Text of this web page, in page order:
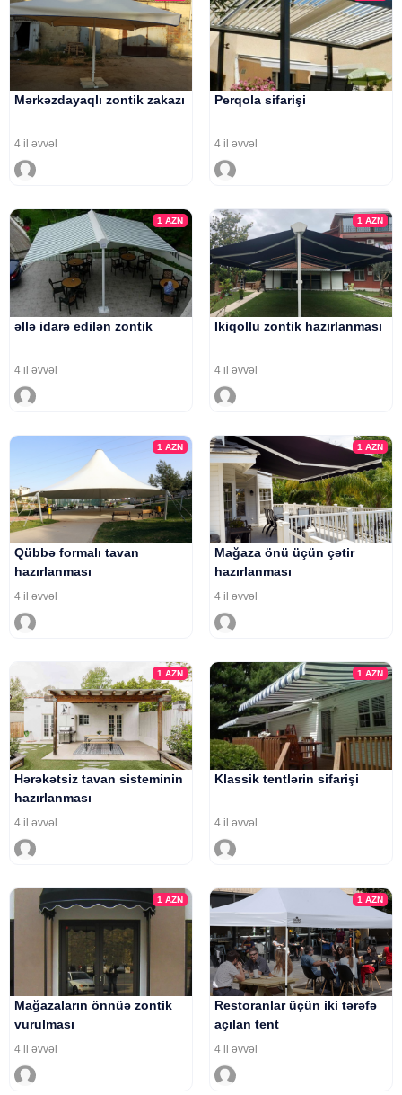
Mərkəzdayaqlı zontik zakazı
4 il əvvəl
Perqola sifarişi
4 il əvvəl
1AZN
əllə idarə edilən zontik
4 il əvvəl
1 AZN
Ikiqollu zontik hazırlanması
4 il əvvəl
1AZN
Qübbə formalı tavan
hazırlanması
4 il əvvəl
1 AZN
Mağaza önü üçün çətir
hazırlanması
4 il əvvəl
1AZN
Hərəkətsiz tavan sisteminin
hazırlanması
4 il əvvəl
1 AZN
Klassik tentlərin sifarişi
4 il əvvəl
1AZN
Mağazaların önnüə zontik
vurulması
4 il əvvəl
1 AZN
Restoranlar üçün iki tərəfə
açılan tent
4 il əvvəl